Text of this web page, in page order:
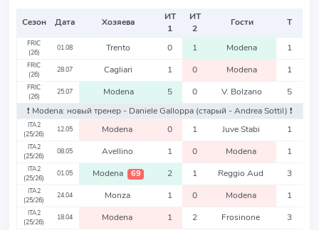
Сезон Дата Хозяева
ИТ
1
ИТ
2
Гости Т
FRIC
(26)
01.08 Trento 0 1 Modena 1
FRIC
(26)
28.07 Cagliari 1 0 Modena 1
FRIC
(26)
25.07 Modena 5 0 V. Bolzano
5
❗️ Modena: новый тренер - Daniele Galloppa (старый - Andrea Sottil) ❗️
ITA2
(25/26)
12.05 Modena 0 1 Juve Stabi 1
ITA2
(25/26)
08.05 Avellino 1 0 Modena 1
ITA2
(25/26)
01.05 Modena 69 2 1 Reggio Aud 3
ITA2
(25/26)
24.04 Monza 1 0 Modena 1
ITA2
(25/26)
18.04 Modena 1 2 Frosinone 3